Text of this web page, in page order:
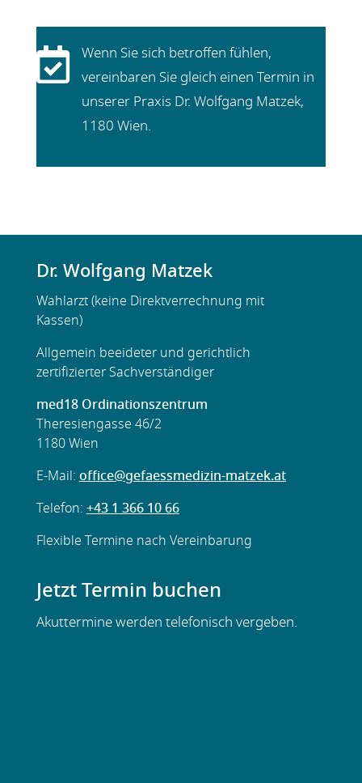

Wenn Sie sich betroffen fühlen,
vereinbaren Sie gleich einen Termin in
unserer Praxis Dr. Wolfgang Matzek,
1180 Wien.
Dr. Wolfgang Matzek
Wahlarzt (keine Direktverrechnung mit
Kassen)
Allgemein beeideter und gerichtlich
zertifizierter Sachverständiger
med18 Ordinationszentrum
Theresiengasse 46/2
1180 Wien
E-Mail: office@gefaessmedizin-matzek.at
Telefon: +43 1 366 10 66
Flexible Termine nach Vereinbarung
Jetzt Termin buchen
Akuttermine werden telefonisch vergeben.